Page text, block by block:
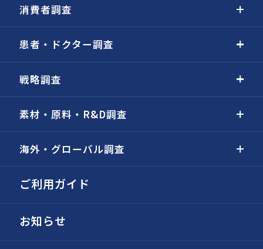
消費者調査
患者・ドクター調査
戦略調査
素材・原料・R&D調査
海外・グローバル調査
ご利用ガイド
お知らせ